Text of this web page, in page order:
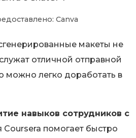
Canva
макеты не
отличной отправной
можно легко доработать в
навыков сотрудников с
Coursera помогает быстро